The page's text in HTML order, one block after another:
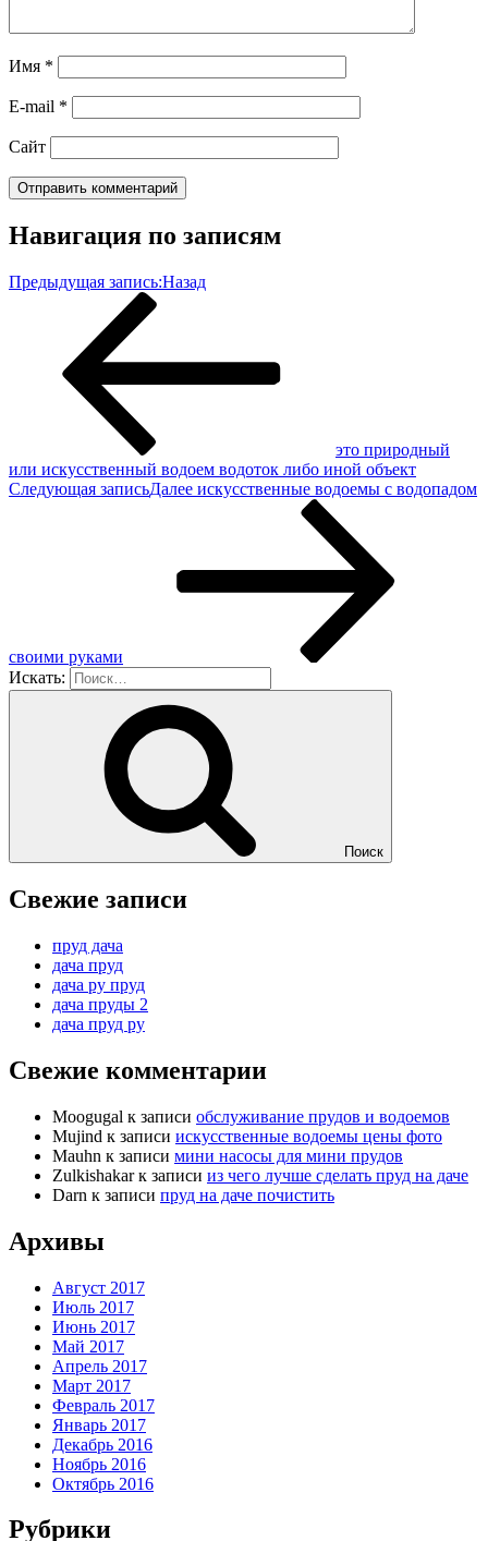
Имя *
E-mail *
Сайт
Навигация по записям
Предыдущая запись:Назад
это природный
или искусственный водоем водоток либо иной объект
Следующая записьДалее искусственные водоемы с водопадом
своими руками
Искать:
Поиск
Свежие записи
пруд дача
дача пруд
дача ру пруд
дача пруды 2
дача пруд ру
Свежие комментарии
Moogugal к записи обслуживание прудов и водоемов
Mujind к записи искусственные водоемы цены фото
Mauhn к записи мини насосы для мини прудов
Zulkishakarк записи из чего лучше сделать пруд на даче
Darn к записи пруд на даче почистить
Архивы
Август 2017
Июль 2017
Июнь 2017
Май 2017
Апрель 2017
Март 2017
Февраль 2017
Январь 2017
Декабрь 2016
Ноябрь 2016
Октябрь 2016
Рубрики